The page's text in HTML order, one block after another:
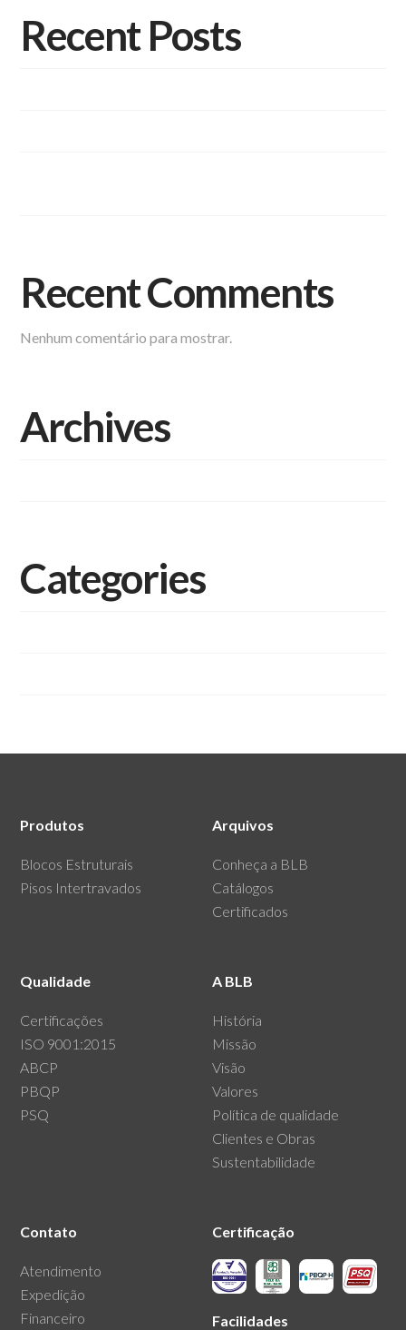
Recent Posts
Recent Comments
Nenhum comentário para mostrar.
Archives
Categories
Produtos
Blocos Estruturais
Pisos Intertravados
Arquivos
Conheça a BLB
Catálogos
Certificados
Qualidade
Certificações
ISO 9001:2015
ABCP
PBQP
PSQ
A BLB
História
Missão
Visão
Valores
Política de qualidade
Clientes e Obras
Sustentabilidade
Contato
Atendimento
Expedição
Financeiro
Certificação
Facilidades